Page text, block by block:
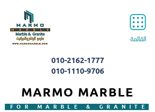
القائمة
MARMO MARBLE
FOR MARBLE & GRANITE
010-2162-1777
010-1110-9706